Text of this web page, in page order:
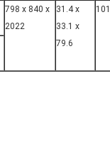
798 x 840 x
2022
31.4 x
33.1 x
79.6